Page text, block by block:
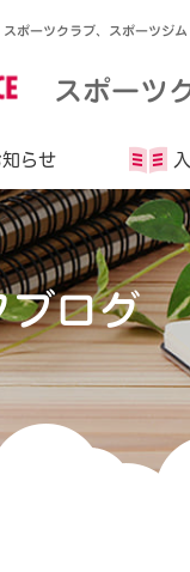
ポーツクラブ、スポーツジム
スポーツ
知らせ
ログ